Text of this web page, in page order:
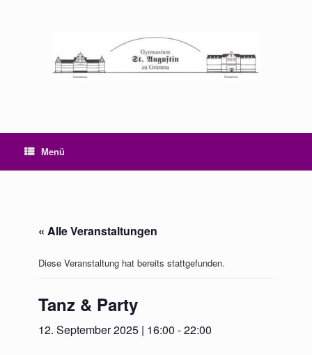
Menü
« Alle Veranstaltungen
Diese Veranstaltung hat bereits stattgefunden.
Tanz & Party
12. September 2025 | 16:00 -22:00